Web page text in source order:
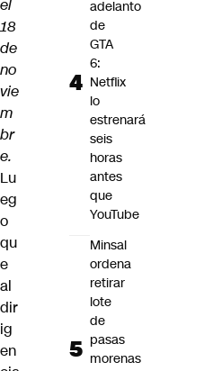
el
18
de
no
vie
m
br
e.
Lu
eg
o
qu
e
al
dir
ig
en
adelanto
de
GTA
6:
Netflix
lo
estrenará
seis
horas
antes
que
YouTube
Minsal
ordena
retirar
lote
de
pasas
morenas